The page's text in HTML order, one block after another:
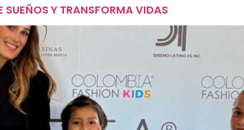
Y TRANSFORMA VIDAS